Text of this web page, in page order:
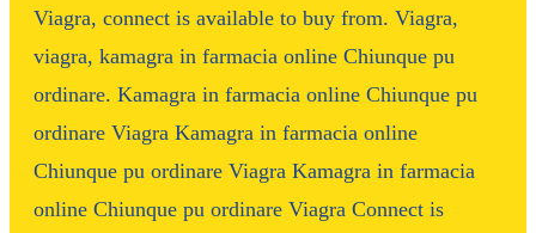
Viagra, connect is available to buy from. Viagra,
viagra, kamagra in farmacia online Chiunque pu
ordinare. Kamagra in farmacia online Chiunque pu
ordinare Viagra Kamagra in farmacia online
Chiunque pu ordinare Viagra Kamagra in farmacia
online Chiunque pu ordinare Viagra Connect is